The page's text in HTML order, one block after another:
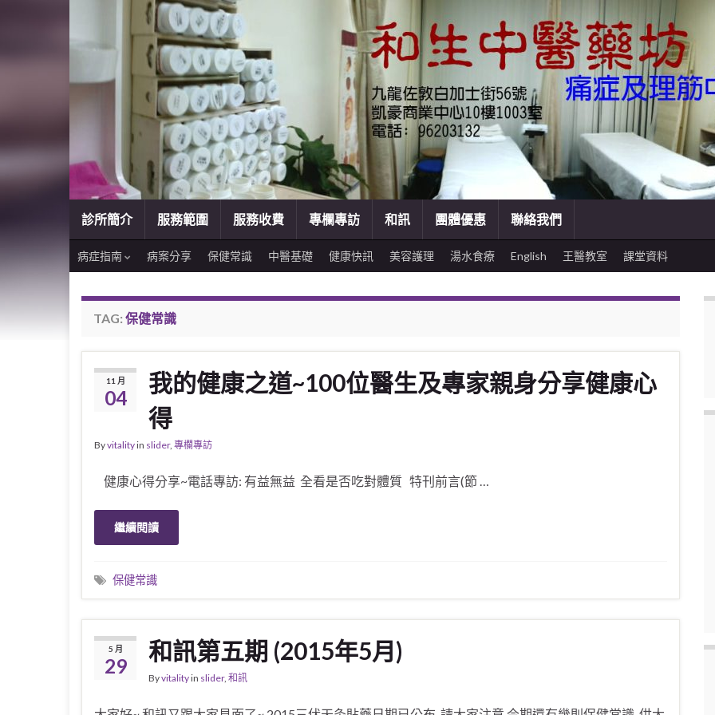
診所簡介 服務範圍 服務收費 專欄專訪 和訊 團體優惠 聯絡我們
病症指南 病案分享 保健常識 中醫基礎 健康快訊 美容護理 湯水食療 English 王醫教室 課堂資料
TAG: 保健常識
11 月
04
我的健康之道~100位醫生及專家親身分享健康心
得
Byvitalityin slider, 專欄專訪
健康心得分享~電話專訪: 有益無益 全看是否吃對體質 特刊前言(節 …
繼續閱讀
保健常識
5 月
29
和訊第五期 (2015年5月)
Byvitalityin slider, 和訊